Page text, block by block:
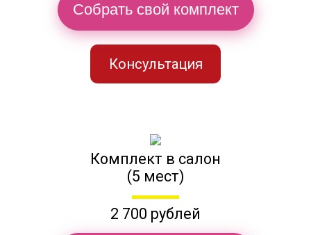
Собрать свой комплект
Консультация
Комплект в салон
(5 мест)
2 700 рублей